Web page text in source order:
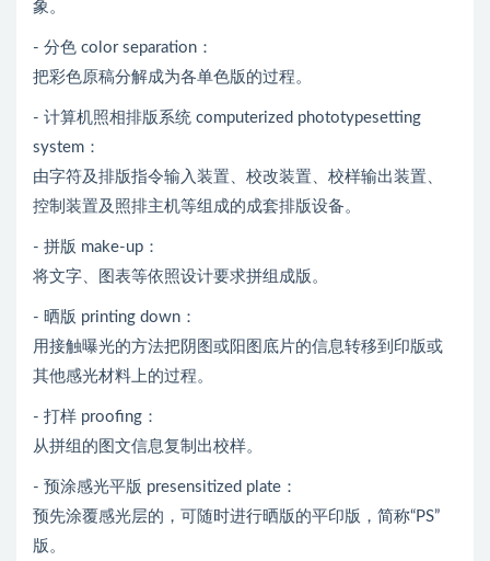
象。
- 分色 color separation：
把彩色原稿分解成为各单色版的过程。
- 计算机照相排版系统 computerized phototypesetting
system：
由字符及排版指令输入装置、校改装置、校样输出装置、
控制装置及照排主机等组成的成套排版设备。
- 拼版 make-up：
将文字、图表等依照设计要求拼组成版。
- 晒版 printing down：
用接触曝光的方法把阴图或阳图底片的信息转移到印版或
其他感光材料上的过程。
- 打样 proofing：
从拼组的图文信息复制出校样。
- 预涂感光平版 presensitized plate：
预先涂覆感光层的，可随时进行晒版的平印版，简称“PS”
版。